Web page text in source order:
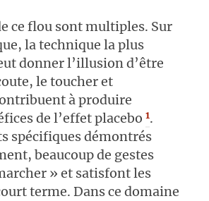
ce flou sont multiples. Sur
la technique la plus
donner l’illusion d’être
le toucher et
à produire
de l’effet placebo 1.
spécifiques démontrés
beaucoup de gestes
» et satisfont les
terme. Dans ce domaine